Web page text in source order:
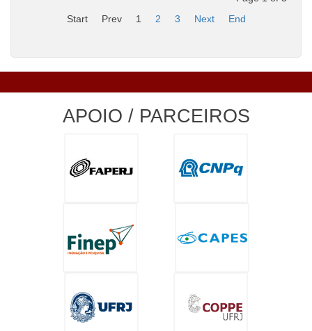
Start
Prev 1 2 3 Next End
APOIO / PARCEIROS